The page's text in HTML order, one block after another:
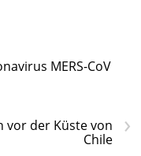
MERS-CoV
›
vor der Küste von
Chile